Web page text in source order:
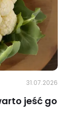
31.07.2026
jeść go